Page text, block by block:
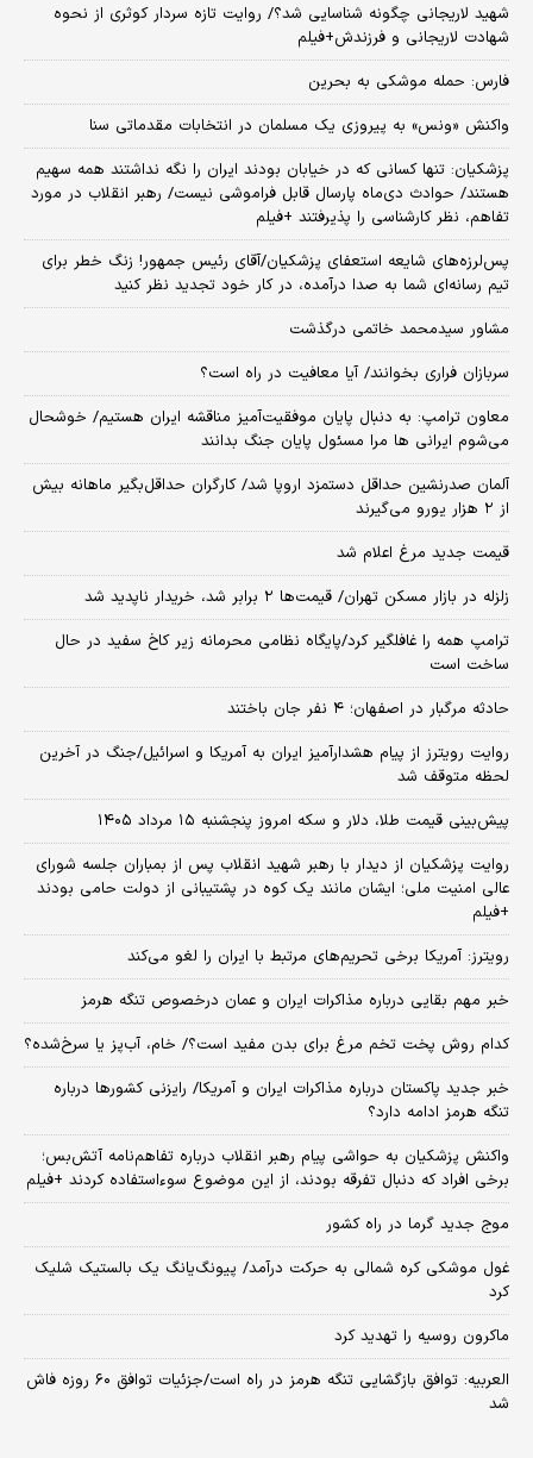
شهید لاریجانی چگونه شناسایی شد؟/ روایت تازه سردار کوثری از نحوه
شهادت لاریجانی و فرزندش+فیلم
فارس: حمله موشکی به بحرین
واکنش «ونس» به پیروزی یک مسلمان در انتخابات مقدماتی سنا
پزشکیان: تنها کسانی که در خیابان بودند ایران را نگه نداشتند همه سهیم
هستند/ حوادث دی‌ماه پارسال قابل فراموشی نیست/ رهبر انقلاب در مورد
تفاهم، نظر کارشناسی را پذیرفتند +فیلم
پس‌لرزه‌های شایعه استعفای پزشکیان/آقای رئیس جمهور! زنگ خطر برای
تیم رسانه‌ای شما به صدا درآمده، در کار خود تجدید نظر کنید
مشاور سیدمحمد خاتمی درگذشت
سربازان فراری بخوانند/ آیا معافیت در راه است؟
معاون ترامپ: به دنبال پایان موفقیت‌آمیز مناقشه ایران هستیم/ خوشحال
می‌شوم ایرانی ها مرا مسئول پایان جنگ بدانند
آلمان صدرنشین حداقل دستمزد اروپا شد/ کارگران حداقل‌بگیر ماهانه بیش
از ۲ هزار یورو می‌گیرند
قیمت جدید مرغ اعلام شد
زلزله در بازار مسکن تهران/ قیمت‌ها ۲ برابر شد، خریدار ناپدید شد
ترامپ همه را غافلگیر کرد/پایگاه نظامی محرمانه زیر کاخ سفید در حال
ساخت است
حادثه مرگبار در اصفهان؛ ۴ نفر جان باختند
روایت رویترز از پیام هشدارآمیز ایران به آمریکا و اسرائیل/جنگ در آخرین
لحظه متوقف شد
پیش‌بینی قیمت طلا، دلار و سکه امروز پنجشنبه ۱۵ مرداد ۱۴۰۵
روایت پزشکیان از دیدار با رهبر شهید انقلاب پس از بمباران جلسه شورای
عالی امنیت ملی؛ ایشان مانند یک کوه در پشتیبانی از دولت حامی بودند
+فیلم
رویترز: آمریکا برخی تحریم‌های مرتبط با ایران را لغو می‌کند
خبر مهم بقایی درباره مذاکرات ایران و عمان درخصوص تنگه هرمز
کدام روش پخت تخم مرغ برای بدن مفید است؟/ خام، آب‌پز یا سرخ‌شده؟
خبر جدید پاکستان درباره مذاکرات ایران و آمریکا/ رایزنی کشورها درباره
تنگه هرمز ادامه دارد؟
واکنش پزشکیان به حواشی پیام رهبر انقلاب درباره تفاهم‌نامه آتش‌بس؛
برخی افراد که دنبال تفرقه بودند، از این موضوع سوءاستفاده کردند +فیلم
موج جدید گرما در راه کشور
غول موشکی کره شمالی به حرکت درآمد/ پیونگ‌یانگ یک بالستیک شلیک
کرد
ماکرون روسیه را تهدید کرد
العربیه: توافق بازگشایی تنگه هرمز در راه است/جزئیات توافق ۶۰ روزه فاش
شد